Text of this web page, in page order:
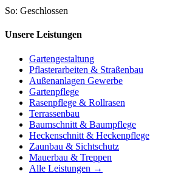
So: Geschlossen
Unsere Leistungen
Gartengestaltung
Pflasterarbeiten & Straßenbau
Außenanlagen Gewerbe
Gartenpflege
Rasenpflege & Rollrasen
Terrassenbau
Baumschnitt & Baumpflege
Heckenschnitt & Heckenpflege
Zaunbau & Sichtschutz
Mauerbau & Treppen
Alle Leistungen →